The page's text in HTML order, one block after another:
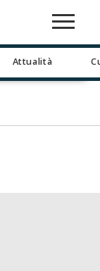
Attualità